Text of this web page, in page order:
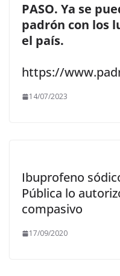
PASO. Ya se
padrón con los
el país.
https://
14/07/2023
Ibuprofeno
Pública lo
compasivo
17/09/2020